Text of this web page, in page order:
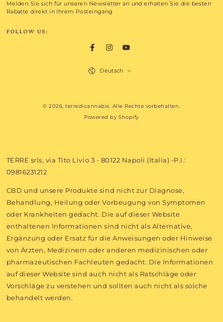
hier
Melden Sie sich für unseren Newsletter an und erhalten Sie die besten
Rabatte direkt in Ihrem Posteingang
FOLLOW US:
FacebookInstagramYouTube
© 2026,terredicannabis. Alle Rechte vorbehalten.
Powered by Shopify
Sprache
Deutsch
TERRE srls, via Tito Livio 3 - 80122 Napoli (Italia) -P.I.:
09816231212
CBD und unsere Produkte sind nicht zur Diagnose,
Behandlung, Heilung oder Vorbeugung von Symptomen
oder Krankheiten gedacht. Die auf dieser Website
enthaltenen Informationen sind nicht als Alternative,
Ergänzung oder Ersatz für die Anweisungen oder Hinweise
von Ärzten, Medizinern oder anderen medizinischen oder
pharmazeutischen Fachleuten gedacht. Die Informationen
auf dieser Website sind auch nicht als Ratschläge oder
Vorschläge zu verstehen und sollten auch nicht als solche
behandelt werden.